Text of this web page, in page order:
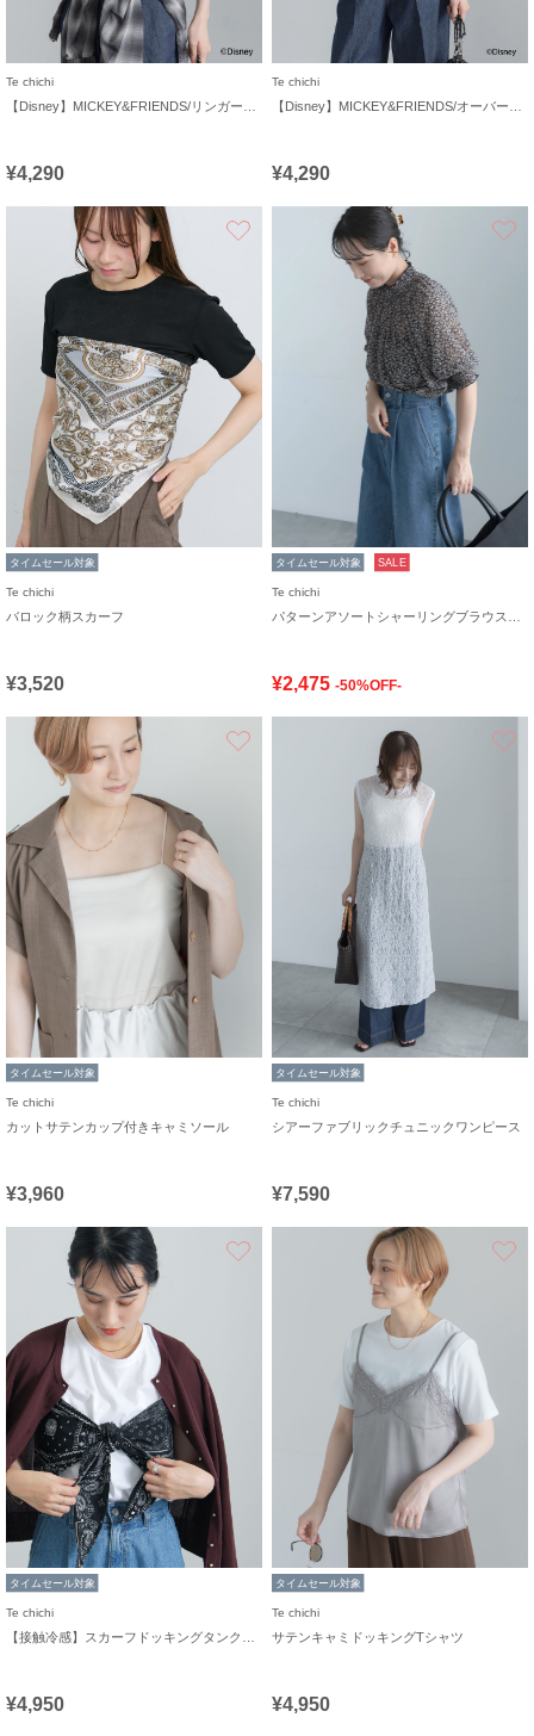
Te chichi
¥4,290
Te chichi
¥4,290
タイムセール対象
Te chichi
バロック柄スカーフ
¥3,520
タイムセール対象 SALE
Te chichi
¥2,475 -50%OFF-
タイムセール対象
Te chichi
カットサテンカップ付きキャミソール
¥3,960
タイムセール対象
Te chichi
シアーファブリックチュニックワンピース
¥7,590
タイムセール対象
Te chichi
¥4,950
タイムセール対象
Te chichi
サテンキャミドッキングTシャツ
¥4,950